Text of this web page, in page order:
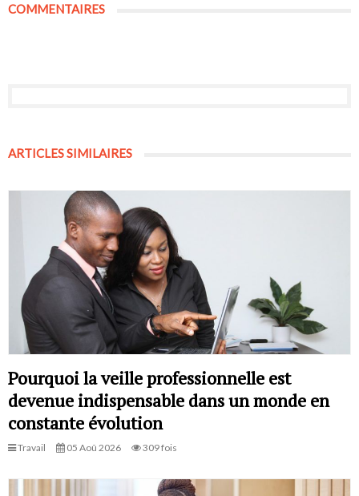
COMMENTAIRES
ARTICLES SIMILAIRES
Pourquoi la veille professionnelle est
devenue indispensable dans un monde en
constante évolution
Travail 05 Aoû 2026 309 fois